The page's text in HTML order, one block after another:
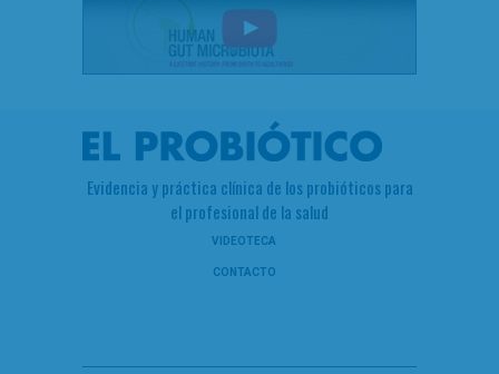
Evidencia y práctica clínica de los probióticos para
el profesional de la salud
VIDEOTECA
CONTACTO